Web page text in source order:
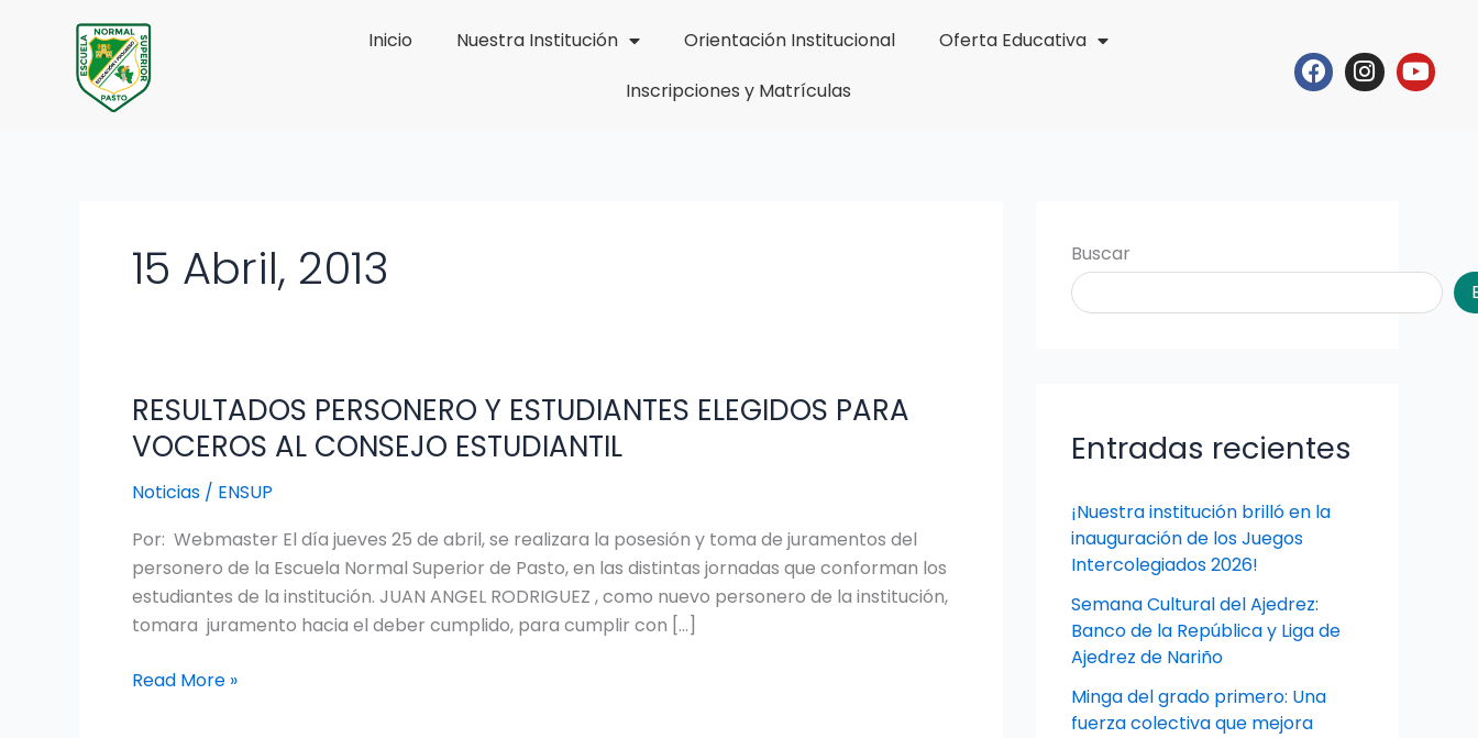
contenido
Inicio Nuestra Institución Orientación Institucional
Oferta Educativa
Inscripciones y Matrículas
Facebook
15 Abril, 2013
RESULTADOS PERSONERO Y ESTUDIANTES ELEGIDOS PARA
VOCEROS AL CONSEJO ESTUDIANTIL
Noticias / ENSUP
Por: Webmaster El día jueves 25 de abril, se realizara la posesión y toma de juramentos del
personero de la Escuela Normal Superior de Pasto, en las distintas jornadas que conforman los
estudiantes de la institución. JUAN ANGEL RODRIGUEZ , como nuevo personero de la institución,
tomara juramento hacia el deber cumplido, para cumplir con […]
RESULTADOS
PERSONERO
Y
ESTUDIANTES
PARA
VOCEROS
AL
CONSEJO
Read More »
Buscar
Entradas recientes
¡Nuestra institución brilló en la
inauguración de los Juegos
Intercolegiados 2026!
Semana Cultural del Ajedrez:
Banco de la República y Liga de
Ajedrez de Nariño
Minga del grado primero: Una
fuerza colectiva que mejora